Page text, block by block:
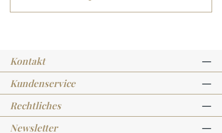
Kontakt
Kundenservice
Rechtliches
Newsletter